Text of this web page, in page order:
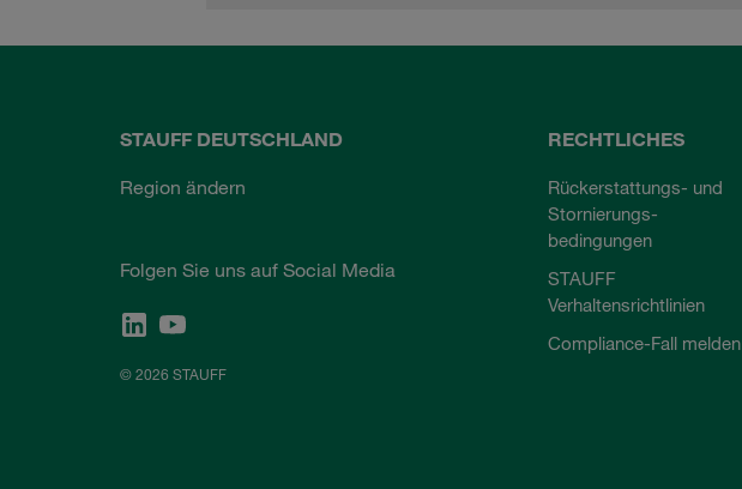
STAUFF DEUTSCHLAND
Region ändern
Folgen Sie uns auf Social Media
© 2026 STAUFF
RECHTLICHES
Rückerstattungs- und
Stornierungs-
bedingungen
STAUFF
Verhaltensrichtlinien
Compliance-Fall melden